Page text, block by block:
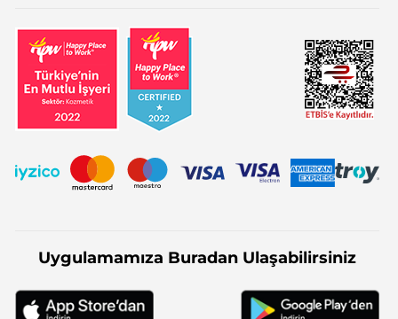
Uygulamamıza Buradan Ulaşabilirsiniz